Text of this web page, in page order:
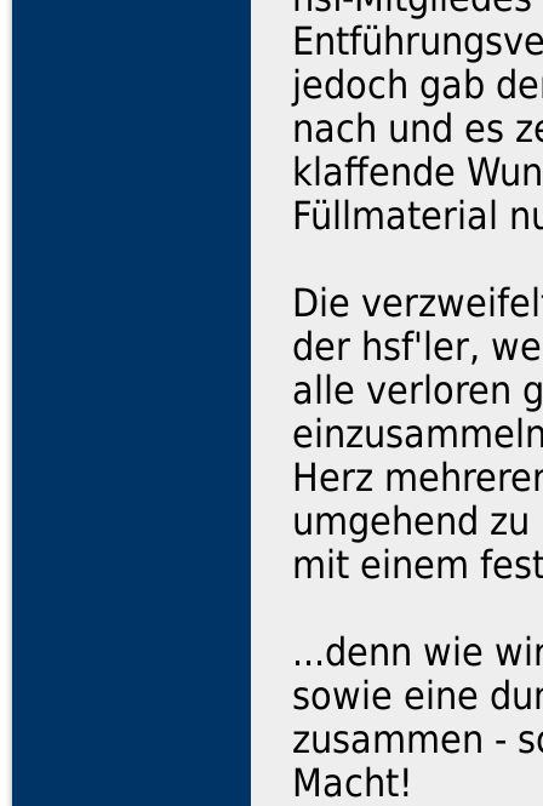
jedoch gab
nach und es
klaffende
Füllmaterial
Die
der hsf'ler,
alle verloren
Herz
umgehend
mit einem
...denn wie
sowie eine
zusammen -
Macht!